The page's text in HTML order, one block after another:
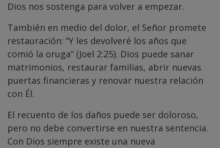
Dios nos sostenga para volver a empezar.
También en medio del dolor, el Señor promete
restauración: “Y les devolveré los años que
comió la oruga” (Joel 2:25). Dios puede sanar
matrimonios, restaurar familias, abrir nuevas
puertas financieras y renovar nuestra relación
con Él.
El recuento de los daños puede ser doloroso,
pero no debe convertirse en nuestra sentencia.
Con Dios siempre existe una nueva